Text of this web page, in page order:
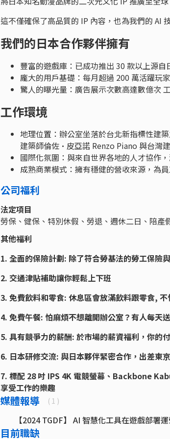
這不僅確保了高品質的 IP 內容，也為我們的 AI
我們的日本合作夥伴擁有
豐富的遊戲庫：已成功推出 30 款以上源
龐大的用戶基礎：每月超過 200 萬活躍玩
驚人的曝光量：廣告展示次數高達數億次
工作環境
地理位置：辦公室坐落於台北新指標性建
建築師倫佐·皮亞諾 Renzo Piano 與台灣建
國際化氛圍：與來自世界各地的人才協作
成熟商業模式：擁有穩健的營收來源，為
公司福利
法定項目
勞保、健保、特別休假、勞退、週休二日、陪
其他福利
1. 全面的保險計劃: 除了符合勞基法的勞工保險
2. 交通津貼補助讓你輕鬆上下班
3. 免費飲料和零食: 休息區會放滿飲料跟零食,
4. 免費午餐: 怕麻煩不想離開辦公室？有人每天
5. 具有競爭力的薪酬: 於市場的薪資福利，你的
6. 日本研修交流: 與日本夥伴緊密合作，出差東
7. 標配 28 吋 IPS 4K 電競螢幕、Backbone
享受工作的樂趣
媒體報導 ( 1 )
【2024 TGDF】 AI 智慧化工具在遊戲部署
目前職缺